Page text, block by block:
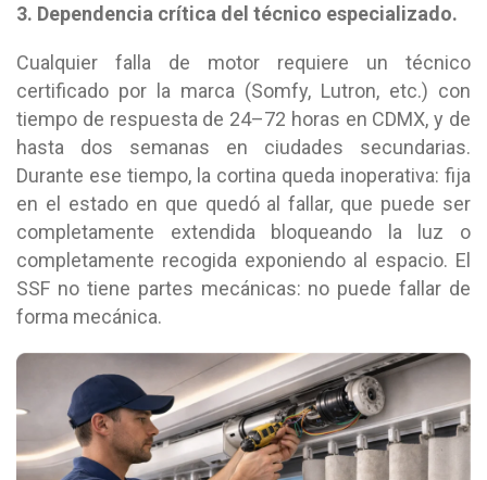
3. Dependencia crítica del técnico especializado.
Cualquier falla de motor requiere un técnico
certificado por la marca (Somfy, Lutron, etc.) con
tiempo de respuesta de 24–72 horas en CDMX, y de
hasta dos semanas en ciudades secundarias.
Durante ese tiempo, la cortina queda inoperativa: fija
en el estado en que quedó al fallar, que puede ser
completamente extendida bloqueando la luz o
completamente recogida exponiendo al espacio. El
SSF no tiene partes mecánicas: no puede fallar de
forma mecánica.